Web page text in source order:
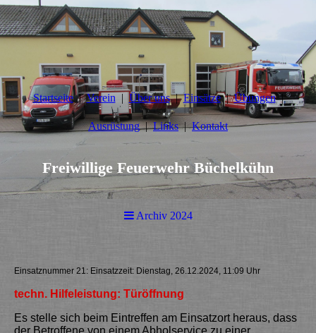
Startseite Verein Über uns Einsätze Übungen
Ausrüstung Links Kontakt
Freiwillige Feuerwehr Büchelkühn
Archiv 2024
Einsatznummer 21: Einsatzzeit: Dienstag, 26.12.2024, 11:09 Uhr
techn. Hilfeleistung: Türöffnung
Es stelle sich beim Eintreffen am Einsatzort heraus, dass
der Betroffene von einem Abholservice zu einer